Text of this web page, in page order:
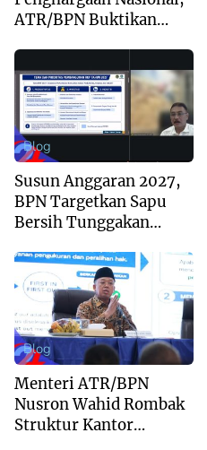
ATR/BPN Buktikan
Blog
Susun Anggaran 2027,
BPN Targetkan Sapu
Bersih Tunggakan
Kepastian Waktu
Layanan
Blog
Menteri ATR/BPN
Nusron Wahid Rombak
Struktur Kantor